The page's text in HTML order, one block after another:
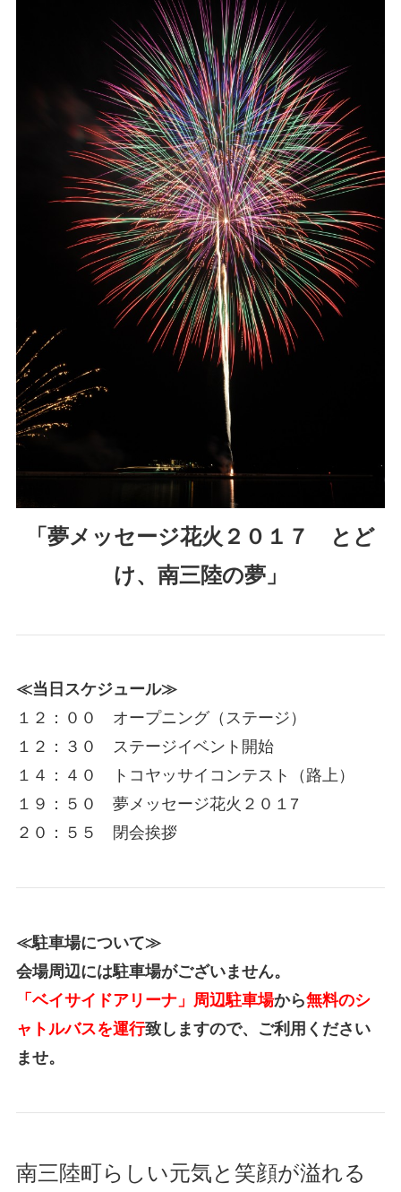
「夢メッセージ花火２０１７ とど
け、南三陸の夢」
≪当日スケジュール≫
１２：００ オープニング（ステージ）
１２：３０ ステージイベント開始
１４：４０ トコヤッサイコンテスト（路上）
１９：５０ 夢メッセージ花火２０１7
２０：５５ 閉会挨拶
≪駐車場について≫
会場周辺には駐車場がございません。
「ベイサイドアリーナ」周辺駐車場から無料のシ
ャトルバスを運行致しますので、ご利用ください
ませ。
南三陸町らしい元気と笑顔が溢れる